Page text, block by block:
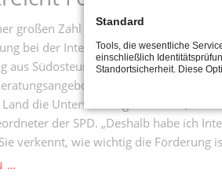
PROFITIEREN
VON
EU-
SCHULMILCHPROGRAMM
großen Zahl an Menschen aus dem
bei der Integration dar. Bislang
aus Südosteuropa“. Mit bis zu
wie Quartiersbüros
die Unterstützung streichen“,
der SPD. „Deshalb habe ich
verkennt, wie wichtig die Förderung
…
Standard
Tools, die wesentliche
einschließlich
Standortsicherheit. Diese